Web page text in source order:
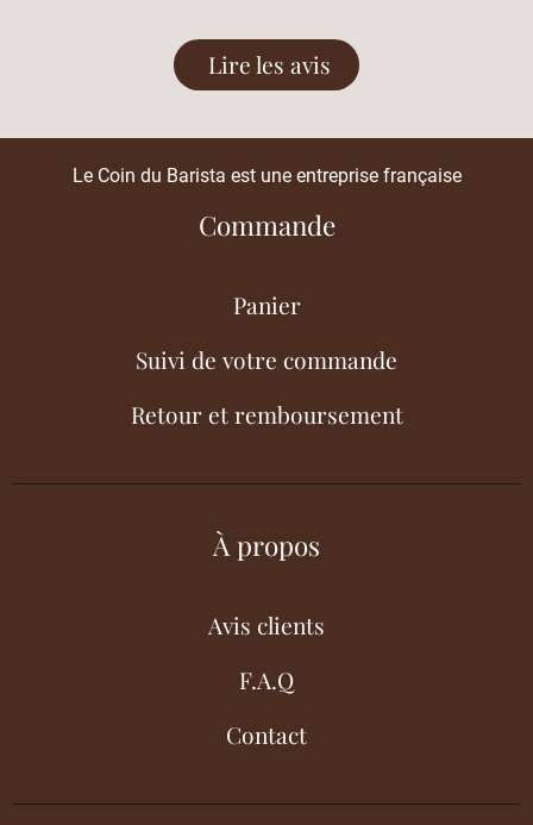
Lire les avis
Le Coin du Barista est une entreprise française
Commande
Panier
Suivi de votre commande
Retour et remboursement
À propos
Avis clients
F.A.Q
Contact